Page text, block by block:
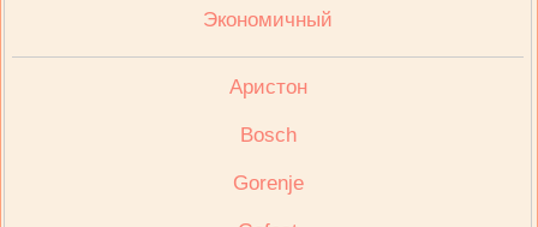
Экономичный
Аристон
Bosch
Gorenje